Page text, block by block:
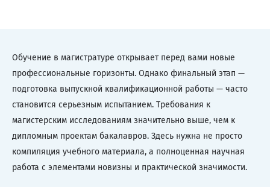
Обучение в магистратуре открывает перед вами новые
профессиональные горизонты. Однако финальный этап —
подготовка выпускной квалификационной работы — часто
становится серьезным испытанием. Требования к
магистерским исследованиям значительно выше, чем к
дипломным проектам бакалавров. Здесь нужна не просто
компиляция учебного материала, а полноценная научная
работа с элементами новизны и практической значимости.